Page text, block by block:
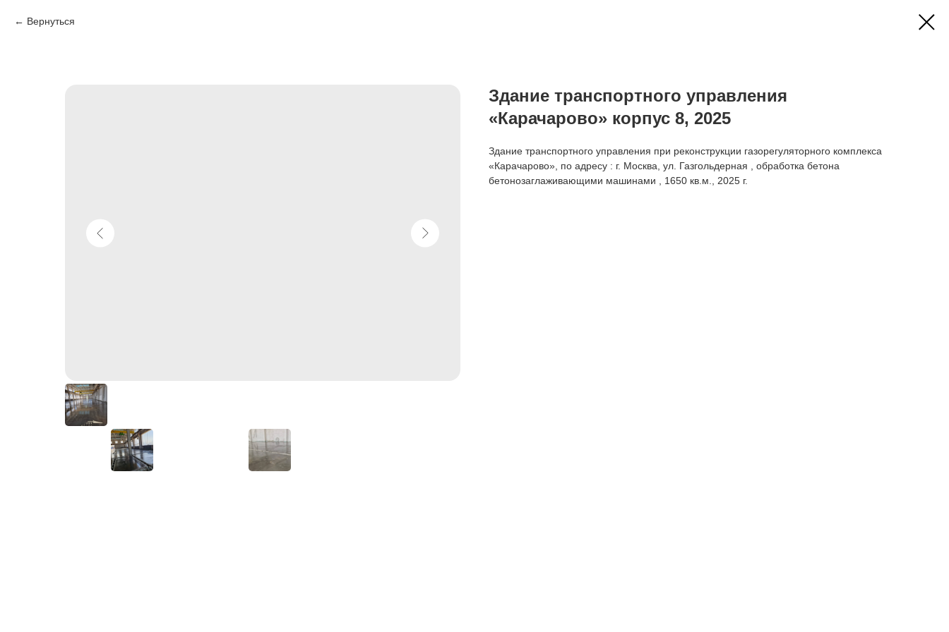
Вернуться
Здание транспортного управления
«Карачарово» корпус 8, 2025
Здание транспортного управления при реконструкции газорегуляторного комплекса
«Карачарово», по адресу : г. Москва, ул. Газгольдерная , обработка бетона
бетонозаглаживающими машинами , 1650 кв.м., 2025 г.